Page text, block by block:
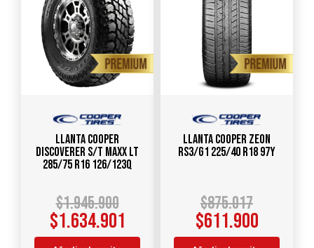
Llanta COOPER
DISCOVERER S/T MAXX LT
285/75 R16 126/123Q
$1.945.900
$1.634.901
Llanta COOPER ZEON
RS3/G1 225/40 R18 97Y
$875.017
$611.900